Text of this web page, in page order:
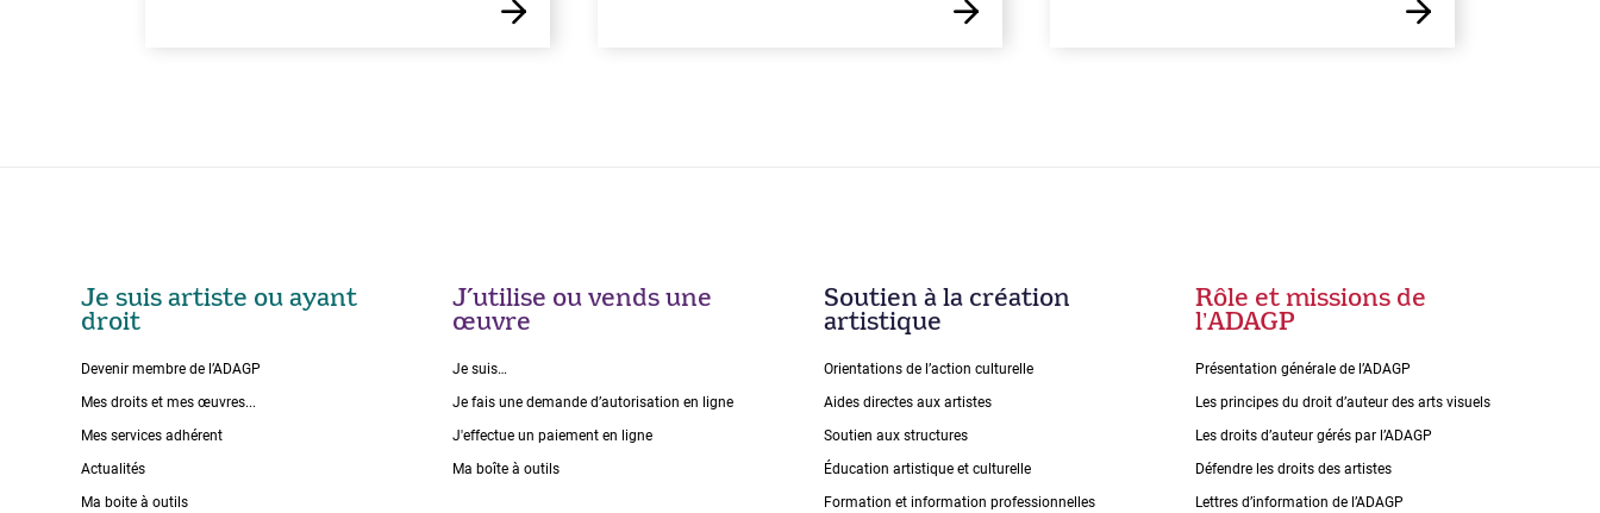
Je suis artiste ou ayant
droit
Devenir membre de l’ADAGP
Mes droits et mes œuvres...
Mes services adhérent
Actualités
Ma boite à outils
J’utilise ou vends une
œuvre
Je suis…
Je fais une demande dʼautorisation en ligne
J'effectue un paiement en ligne
Ma boîte à outils
Soutien à la création
artistique
Orientations de lʼaction culturelle
Aides directes aux artistes
Soutien aux structures
Éducation artistique et culturelle
Formation et information professionnelles
Rôle et missions de
lʼADAGP
Présentation générale de l’ADAGP
Les principes du droit dʼauteur des arts visuels
Les droits dʼauteur gérés par lʼADAGP
Défendre les droits des artistes
Lettres dʼinformation de lʼADAGP